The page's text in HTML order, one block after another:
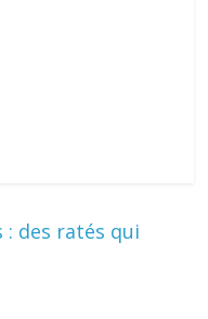
: des ratés qui